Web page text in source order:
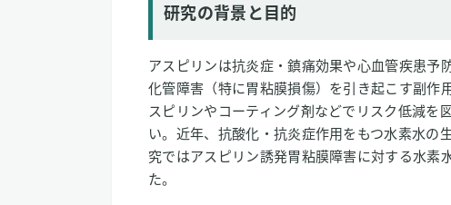
研究の背景と目的
アスピリンは抗炎症・鎮痛効果や心血管疾患予
化管障害（特に胃粘膜損傷）を引き起こす副作
スピリンやコーティング剤などでリスク低減を
い。近年、抗酸化・抗炎症作用をもつ水素水の
究ではアスピリン誘発胃粘膜障害に対する水素
た。